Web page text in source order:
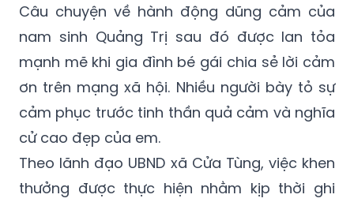
Câu chuyện về hành động dũng cảm của
nam sinh Quảng Trị sau đó được lan tỏa
mạnh mẽ khi gia đình bé gái chia sẻ lời cảm
ơn trên mạng xã hội. Nhiều người bày tỏ sự
cảm phục trước tinh thần quả cảm và nghĩa
cử cao đẹp của em.
Theo lãnh đạo UBND xã Cửa Tùng, việc khen
thưởng được thực hiện nhằm kịp thời ghi